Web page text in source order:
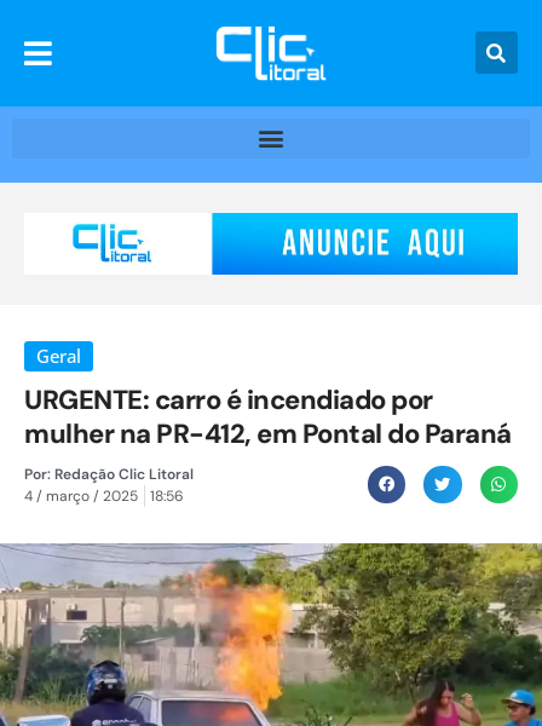
Geral
URGENTE: carro é incendiado por
mulher na PR-412, em Pontal do Paraná
Por:Redação Clic Litoral
4 / março / 2025
18:56